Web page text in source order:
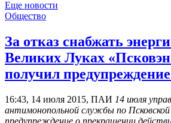
Еще новости
Общество
За отказ снабжать
Великих Луках
получил
16:43, 14 июля 2015, ПАИ 14 июля
антимонопольной службы по
предупреждение о прекращении